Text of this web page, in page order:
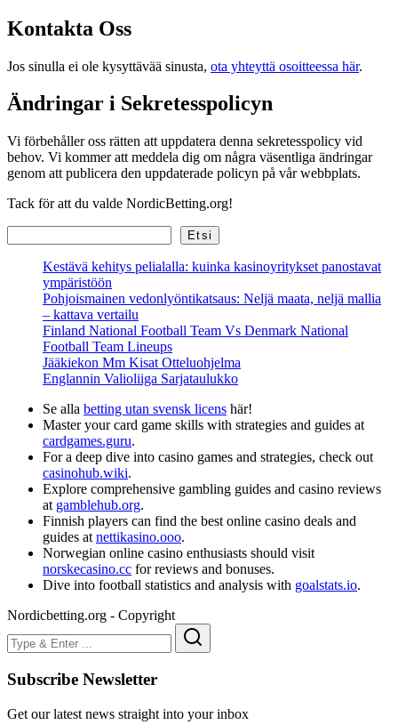
Kontakta Oss
Jos sinulla ei ole kysyttävää sinusta, ota yhteyttä osoitteessa här.
Ändringar i Sekretesspolicyn
Vi förbehåller oss rätten att uppdatera denna sekretesspolicy vid
behov. Vi kommer att meddela dig om några väsentliga ändringar
genom att publicera den uppdaterade policyn på vår webbplats.
Tack för att du valde NordicBetting.org!
Etsi
Kestävä kehitys pelialalla: kuinka kasinoyritykset panostavat
ympäristöön
Pohjoismainen vedonlyöntikatsaus: Neljä maata, neljä mallia
– kattava vertailu
Finland National Football Team Vs Denmark National
Football Team Lineups
Jääkiekon Mm Kisat Otteluohjelma
Englannin Valioliiga Sarjataulukko
Se alla betting utan svensk licens här!
Master your card game skills with strategies and guides at
cardgames.guru.
For a deep dive into casino games and strategies, check out
casinohub.wiki.
Explore comprehensive gambling guides and casino reviews
at gamblehub.org.
Finnish players can find the best online casino deals and
guides at nettikasino.ooo.
Norwegian online casino enthusiasts should visit
norskecasino.cc for reviews and bonuses.
Dive into football statistics and analysis with goalstats.io.
Nordicbetting.org - Copyright
Subscribe Newsletter
Get our latest news straight into your inbox